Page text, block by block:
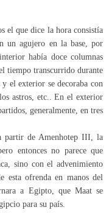
que dice la hora consistía
un agujero en la base, por
había doce columnas
tiempo transcurrido durante
el exterior se decoraba con
astros, etc.. En el exterior
generalmente, en tres
partir de Amenhotep III, la
entonces no parece que
sino con el advenimiento
esta ofrenda en manos del
a Egipto, que Maat se
para su país.